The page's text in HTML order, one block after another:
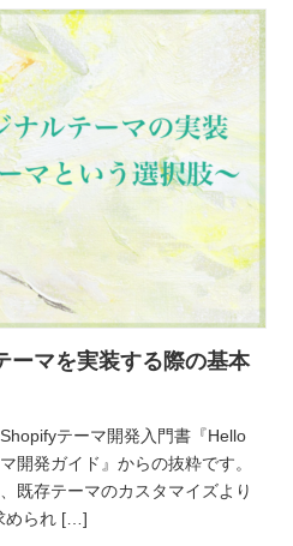
マを実装する際の基本
テーマ開発入門書『Hello
開発ガイド』からの抜粋です。
既存テーマのカスタマイズより
められ […]